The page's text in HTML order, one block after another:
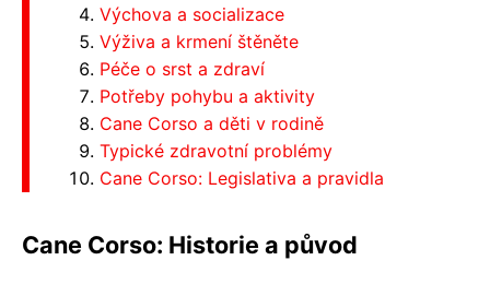
Výchova a socializace
Výživa a krmení štěněte
Péče o srst a zdraví
Potřeby pohybu a aktivity
Cane Corso a děti v rodině
Typické zdravotní problémy
Cane Corso: Legislativa a pravidla
Cane Corso: Historie a původ